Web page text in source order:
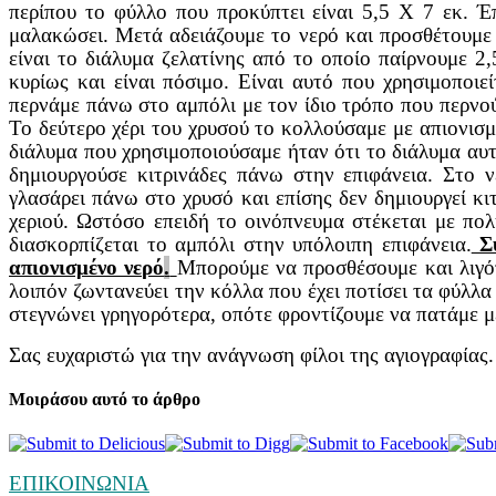
περίπου το φύλλο που προκύπτει είναι 5,5 Χ 7 εκ.
μαλακώσει. Μετά αδειάζουμε το νερό και
είναι το διάλυμα ζελατίνης από το οποίο παίρνουμε
κυρίως και είναι πόσιμο. Είναι αυτό που
περνάμε πάνω στο αμπόλι με τον ίδιο τρόπο που
Το δεύτερο χέρι του χρυσού το κολλούσαμε με
διάλυμα που χρησιμοποιούσαμε ήταν ότι το διάλυμα
δημιουργούσε κιτρινάδες πάνω στην επιφάνεια.
γλασάρει πάνω στο χρυσό και επίσης δεν δημιουργεί
χεριού. Ωστόσο επειδή το οινόπνευμα στέκεται με
διασκορπίζεται το αμπόλι στην υπόλοιπη επιφάνεια.
απιονισμένο νερό. Μπορούμε να προσθέσουμε και
λοιπόν ζωντανεύει την κόλλα που έχει ποτίσει τα
στεγνώνει γρηγορότερα, οπότε φροντίζουμε να
Σας ευχαριστώ για την ανάγνωση φίλοι της
Μοιράσου αυτό το άρθρο
ΕΠΙΚΟΙΝΩΝΙΑ